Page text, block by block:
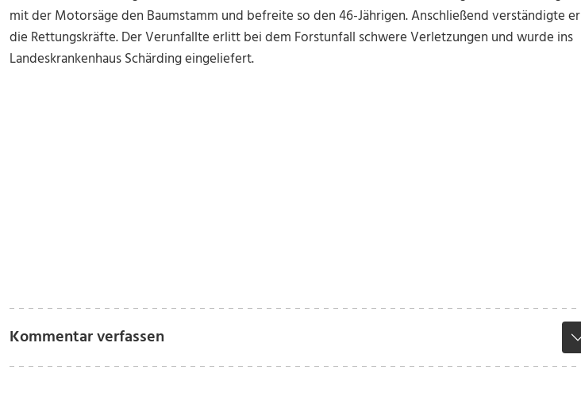
mit der Motorsäge den Baumstamm und befreite so den 46-Jährigen. Anschließend verständigte er
die Rettungskräfte. Der Verunfallte erlitt bei dem Forstunfall schwere Verletzungen und wurde ins
Landeskrankenhaus Schärding eingeliefert.
Kommentar verfassen